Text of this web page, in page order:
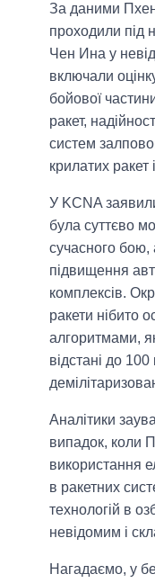
За даними
проходили під
Чен Ина у
включали
бойової
ракет,
систем
крилатих
У KCNA
була суттєво
сучасного бою,
підвищення
комплексів.
ракети нібито
алгоритмами,
відстані до
Аналітики
випадок, коли
використання
в ракетних
технологій в
невідомим і
Нагадаємо, у